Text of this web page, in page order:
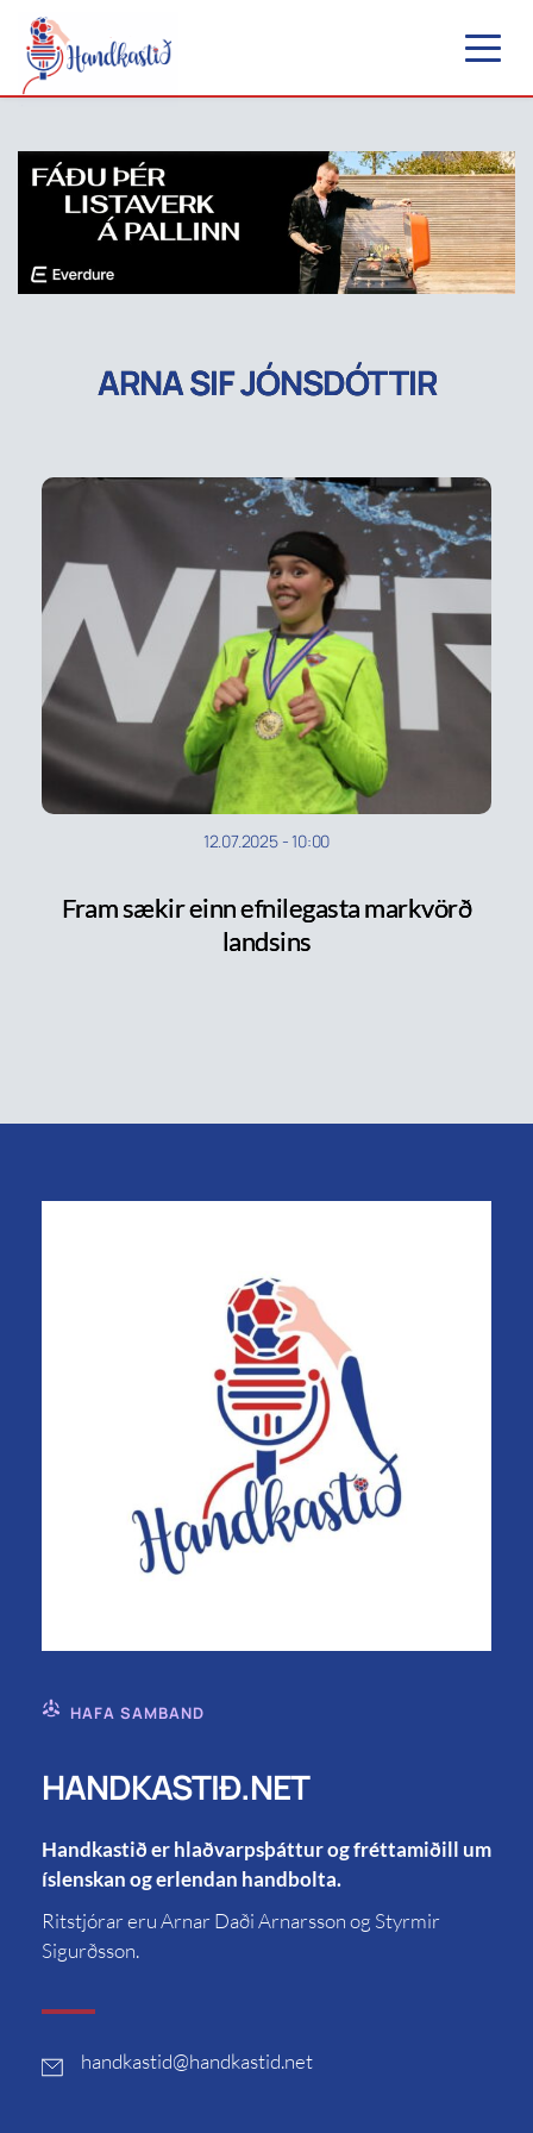
ARNA SIF JÓNSDÓTTIR
12.07.2025-10:00
Fram sækir einn efnilegasta markvörð
landsins
HAFA SAMBAND
HANDKASTIÐ.NET
Handkastið er hlaðvarpsþáttur og fréttamiðill um
íslenskan og erlendan handbolta.
Ritstjórar eru Arnar Daði Arnarsson og Styrmir
Sigurðsson.
handkastid@handkastid.net